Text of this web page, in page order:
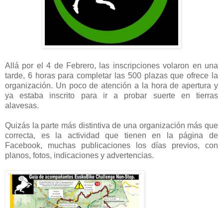
Allá por el 4 de Febrero, las inscripciones volaron en una
tarde, 6 horas para completar las 500 plazas que ofrece la
organización. Un poco de atención a la hora de apertura y
ya estaba inscrito para ir a probar suerte en tierras
alavesas.
Quizás la parte más distintiva de una organización más que
correcta, es la actividad que tienen en la página de
Facebook, muchas publicaciones los días previos, con
planos, fotos, indicaciones y advertencias.